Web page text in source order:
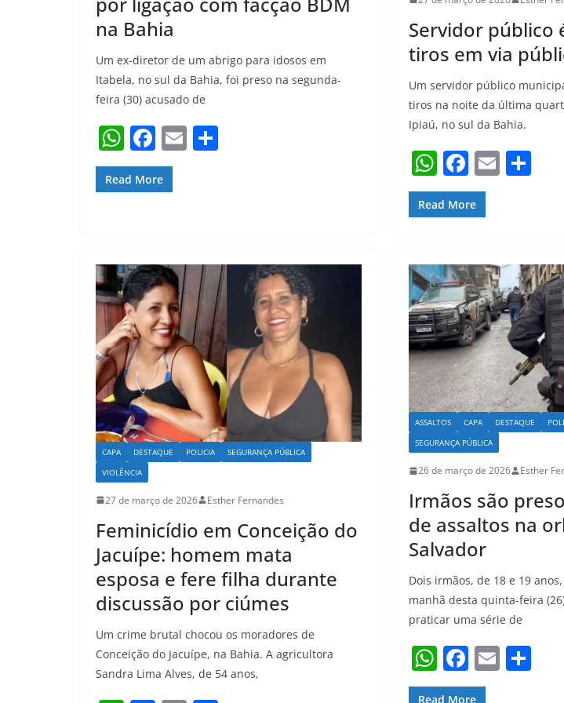
na Bahia
Um ex-diretor de um abrigo para idosos em
Itabela, no sul da Bahia, foi preso na segunda-
feira (30) acusado de
W
h
at
p
p
F
a
c
o
o
k
E
Read More
Servidor público
tiros em via
Um servidor público
tiros na noite da última
Ipiaú, no sul da Bahia.
W
h
at
A
p
p
F
a
c
b
o
o
k
E S
Read More
CAPA DESTAQUE POLICIA
SEGURANÇA PÚBLICA
VIOLÊNCIA
27 de março de 2026 Esther Fernandes
Feminicídio em Conceição do
Jacuípe: homem mata
esposa e fere filha durante
discussão por ciúmes
Um crime brutal chocou os moradores de
Conceição do Jacuípe, na Bahia. A agricultora
Sandra Lima Alves, de 54 anos,
ASSALTOS CAPA DESTAQUE
SEGURANÇA PÚBLICA
26 de março de 2026 Esther
Irmãos são
de assaltos na
Salvador
Dois irmãos, de 18 e 19
manhã desta quinta-feira
praticar uma série de
W
h
F
a
E S
Read More